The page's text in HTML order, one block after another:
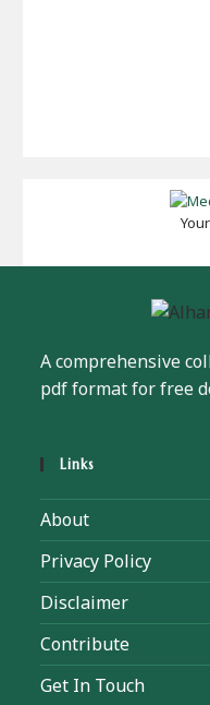
A comprehensive
pdf format for free
Links
About
Privacy Policy
Disclaimer
Contribute
Get In Touch